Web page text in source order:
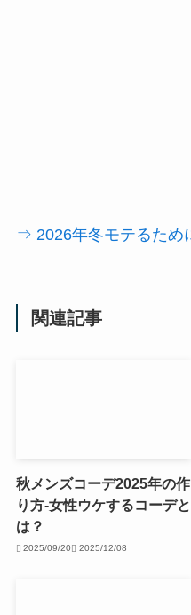
⇒ 2026年冬モテるため
関連記事
秋メンズコーデ2025年の作
り方-女性ウケするコーデと
は？
2025/09/20 2025/12/08